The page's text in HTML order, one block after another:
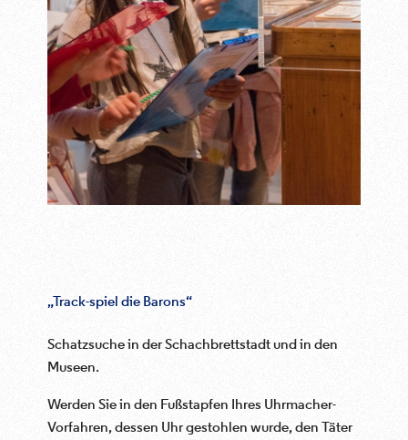
„Track-spiel die Barons“
Schatzsuche in der Schachbrettstadt und in den
Museen.
Werden Sie in den Fußstapfen Ihres Uhrmacher-
Vorfahren, dessen Uhr gestohlen wurde, den Täter